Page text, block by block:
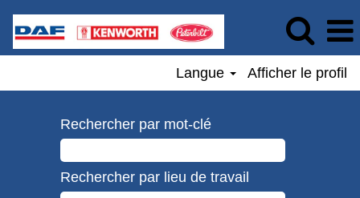
Langue Afficher le profil
Rechercher par mot-clé
Rechercher par lieu de travail